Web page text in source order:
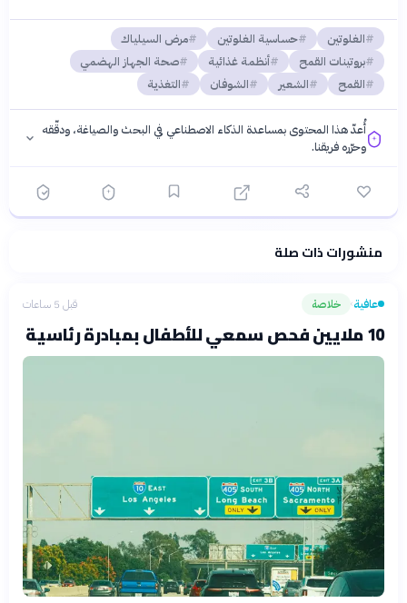
الغلوتين حساسية الغلوتين
مرض السيلياك
بروتينات القمح
أنظمة غذائية
صحة الجهاز الهضمي
القمح
الشعير الشوفان التغذية
أُعدّ هذا المحتوى بمساعدة الذكاء الاصطناعي في البحث والصياغة، ودقّقه
وحرّره فريقنا.
فلسفتنا المعرفية· سياسة الذكاء الاصطناعيمنشورات ذات صلة
عافية› خلاصة قبل 5 ساعات
10 ملايين فحص سمعي للأطفال بمبادرة رئاسية